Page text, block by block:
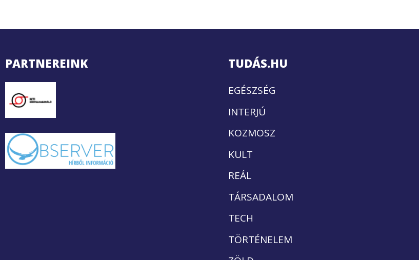
PARTNEREINK TUDÁS.HU
EGÉSZSÉG
INTERJÚ
KOZMOSZ
KULT
REÁL
TÁRSADALOM
TECH
TÖRTÉNELEM